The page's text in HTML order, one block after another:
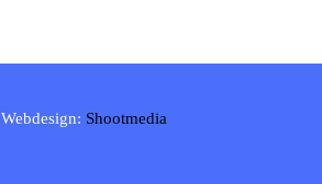
Webdesign: Shootmedia